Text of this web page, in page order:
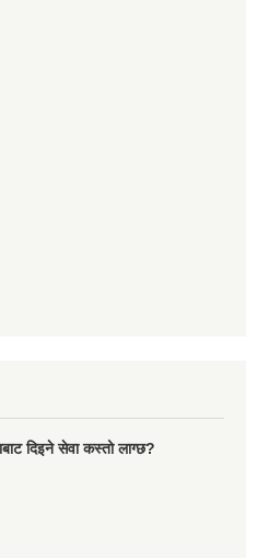
दिइने सेवा कस्तो लाग्छ?